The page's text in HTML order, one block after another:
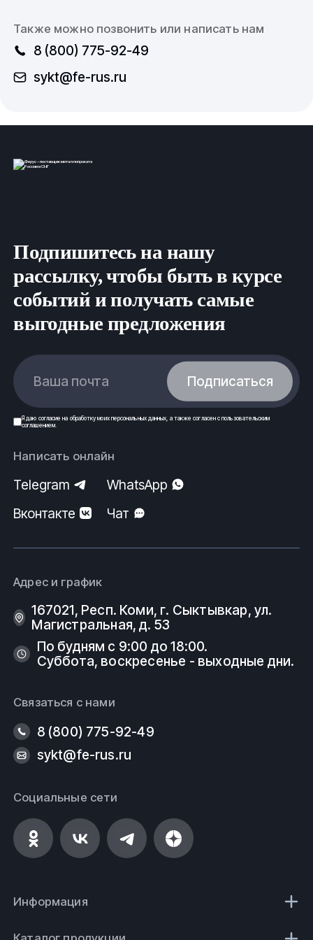
Также можно позвонить или написать нам
8 (800) 775-92-49
sykt@fe-rus.ru
Подпишитесь на нашу
рассылку, чтобы быть в курсе
событий и получать самые
выгодные предложения
Ваша почта Подписаться
Я даю согласие на обработку моих персональных данных , а также согласен спользовательским
соглашением.
Написать онлайн
Telegram
WhatsApp
Вконтакте
Чат
Адрес и график
167021, Респ. Коми, г. Сыктывкар, ул.
Магистральная, д. 53
По будням с 9:00 до 18:00.
Суббота, воскресенье - выходные дни.
Связаться с нами
8 (800) 775-92-49
sykt@fe-rus.ru
Социальные сети
Информация